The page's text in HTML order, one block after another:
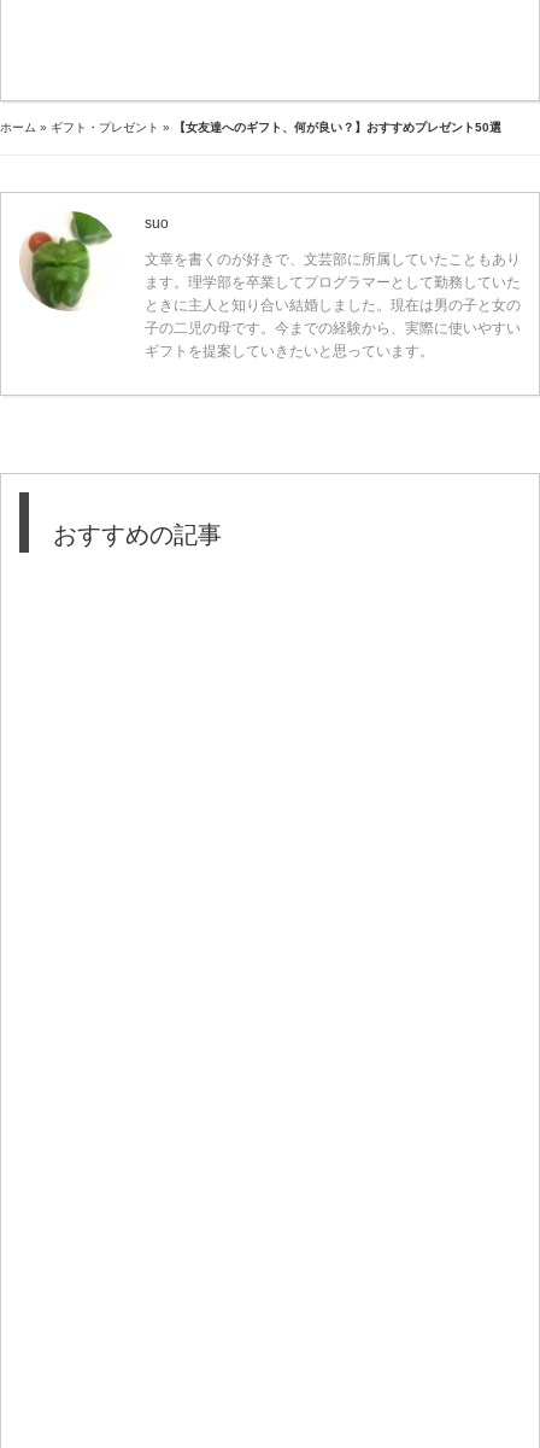
ホーム » ギフト・プレゼント » 【女友達へのギフト、何が良い？】おすすめプレゼント50選
suo
文章を書くのが好きで、文芸部に所属していたこともあり
ます。理学部を卒業してプログラマーとして勤務していた
ときに主人と知り合い結婚しました。現在は男の子と女の
子の二児の母です。今までの経験から、実際に使いやすい
ギフトを提案していきたいと思っています。
おすすめの記事